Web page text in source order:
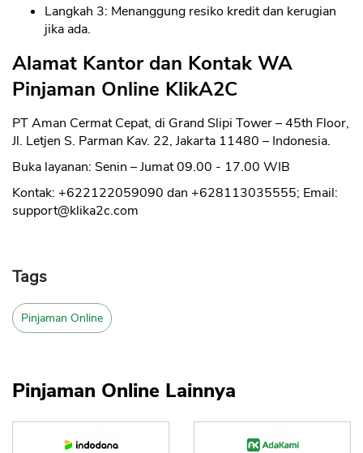
Langkah 3: Menanggung resiko kredit dan kerugian
jika ada.
Alamat Kantor dan Kontak WA
Pinjaman Online KlikA2C
PT Aman Cermat Cepat, di Grand Slipi Tower – 45th Floor,
Jl. Letjen S. Parman Kav. 22, Jakarta 11480 – Indonesia.
Buka layanan: Senin – Jumat 09.00 - 17.00 WIB
Kontak: +622122059090 dan +628113035555; Email:
support@klika2c.com
Tags
Pinjaman Online
Pinjaman Online Lainnya